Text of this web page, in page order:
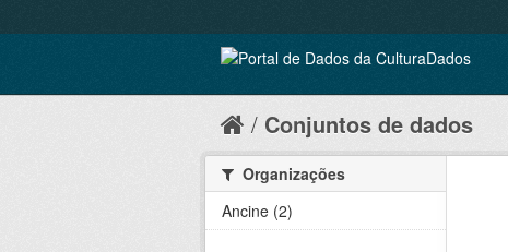
Conjuntos de dados
Organizações
Ancine (2)